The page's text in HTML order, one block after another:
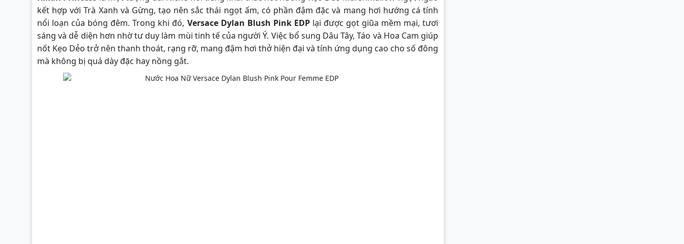
kết hợp với Trà Xanh và Gừng, tạo nên sắc thái ngọt ấm, có phần đậm đặc và mang hơi hướng cá tính
nổi loạn của bóng đêm. Trong khi đó, Versace Dylan Blush Pink EDPlại được gọt giũa mềm mại, tươi
sáng và dễ diện hơn nhờ tư duy làm mùi tinh tế của người Ý. Việc bổ sung Dâu Tây, Táo và Hoa Cam giúp
nốt Kẹo Dẻo trở nên thanh thoát, rạng rỡ, mang đậm hơi thở hiện đại và tính ứng dụng cao cho số đông
mà không bị quá dày đặc hay nồng gắt.